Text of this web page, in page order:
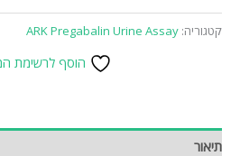
קטגוריה: ARK Pregabalin Urine Assay
הוסף לרשימת
תיאור